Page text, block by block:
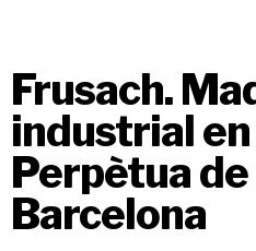
Frusach.
industrial
Perpètua
Barcelona